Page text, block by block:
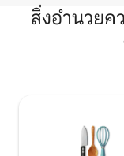
สิ่งอำนวยค